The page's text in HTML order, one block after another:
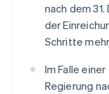
nach dem
der
Schritte
Im Falle
Regierung